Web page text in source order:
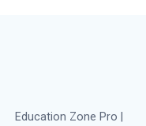
Education Zone Pro |